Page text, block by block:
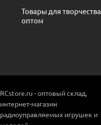
Товары для творчества
оптом
RCstore.ru - оптовый склад,
интернет-магазин
радиоуправляемых игрушек и